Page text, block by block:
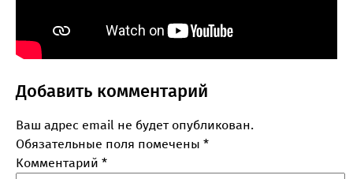
Добавить комментарий
Ваш адрес email не будет опубликован.
Обязательные поля помечены *
Комментарий *